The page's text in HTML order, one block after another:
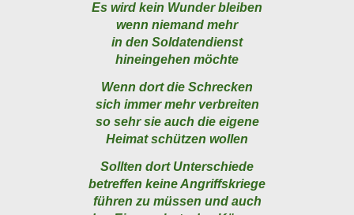
Es wird kein Wunder bleiben
wenn niemand mehr
in den Soldatendienst
hineingehen möchte
Wenn dort die Schrecken
sich immer mehr verbreiten
so sehr sie auch die eigene
Heimat schützen wollen
Sollten dort Unterschiede
betreffen keine Angriffskriege
führen zu müssen und auch